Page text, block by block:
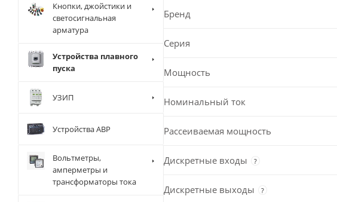
Бренд
Серия
Мощность
Номинальный ток
Рассеиваемая мощность
Дискретные входы ?
Дискретные выходы ?
Кнопки, джойстики и
светосигнальная
арматура
Устройства плавного
пуска
УЗИП
Устройства АВР
Вольтметры,
амперметры и
трансформаторы тока